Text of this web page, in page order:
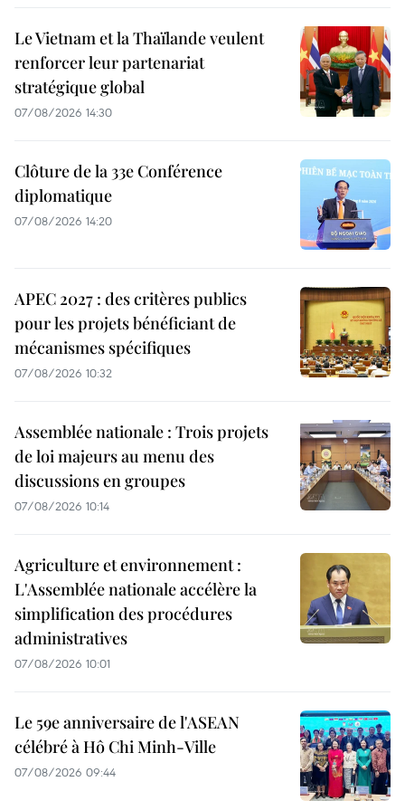
Le Vietnam et la Thaïlande veulent
renforcer leur partenariat
stratégique global
07/08/2026 14:30
Clôture de la 33e Conférence
diplomatique
07/08/2026 14:20
APEC 2027 : des critères publics
pour les projets bénéficiant de
mécanismes spécifiques
07/08/2026 10:32
Assemblée nationale : Trois projets
de loi majeurs au menu des
discussions en groupes
07/08/2026 10:14
Agriculture et environnement :
L'Assemblée nationale accélère la
simplification des procédures
administratives
07/08/2026 10:01
Le 59e anniversaire de l'ASEAN
célébré à Hô Chi Minh-Ville
07/08/2026 09:44